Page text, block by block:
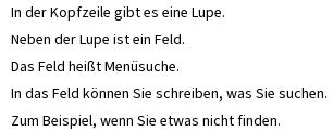
In der Kopfzeile gibt es eine Lupe.
Neben der Lupe ist ein Feld.
Das Feld heißt Menüsuche.
In das Feld können Sie schreiben, was Sie suchen.
Zum Beispiel, wenn Sie etwas nicht finden.